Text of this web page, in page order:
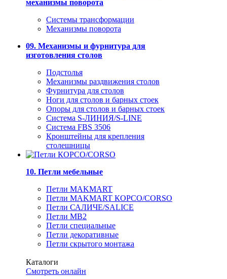
механизмы поворота
Системы трансформации
Механизмы поворота
09. Механизмы и фурнитура для
изготовления столов
Подстолья
Механизмы раздвижения столов
Фурнитура для столов
Ноги для столов и барных стоек
Опоры для столов и барных стоек
Система S-ЛИНИЯ/S-LINE
Система FBS 3506
Кронштейны для крепления
столешницы
10. Петли мебельные
Петли MAKMART
Петли MAKMART КОРСО/CORSO
Петли САЛИЧЕ/SALICE
Петли MB2
Петли специальные
Петли декоративные
Петли скрытого монтажа
Каталоги
Смотреть онлайн